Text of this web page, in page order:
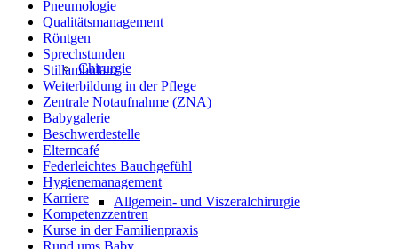
Chirurgie
Allgemein- und Viszeralchirurgie
Pneumologie
Qualitätsmanagement
Röntgen
Sprechstunden
Stillambulanz
Weiterbildung in der Pflege
Zentrale Notaufnahme (ZNA)
Babygalerie
Beschwerdestelle
Elterncafé
Federleichtes Bauchgefühl
Hygienemanagement
Karriere
Kompetenzzentren
Kurse in der Familienpraxis